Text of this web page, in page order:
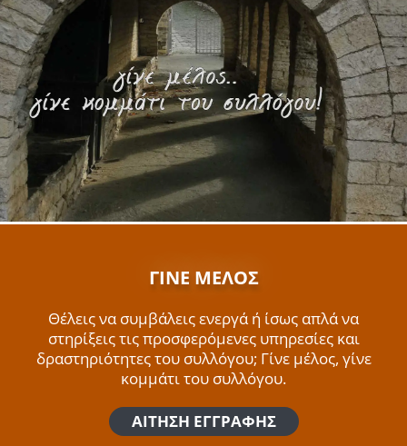
ΓΙΝΕ ΜΕΛΟΣ
Θέλεις να συμβάλεις ενεργά ή ίσως απλά να
στηρίξεις τις προσφερόμενες υπηρεσίες και
δραστηριότητες του συλλόγου; Γίνε μέλος, γίνε
κομμάτι του συλλόγου.
ΑΙΤΗΣΗ ΕΓΓΡΑΦΗΣ